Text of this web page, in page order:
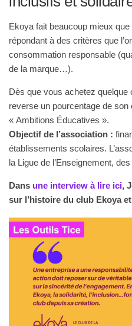
Ekoya fait beaucoup mieux
répondant à des critères que
consommation responsable
de la marque…).
Dès que vous achetez
reverse un pourcentage de son
« Ambitions Éducatives ».
Objectif de l’association :
établissements scolaires.
la Ligue de l’Enseignement,
Dans une interview à lire ici,
sur l’histoire du club Ekoya